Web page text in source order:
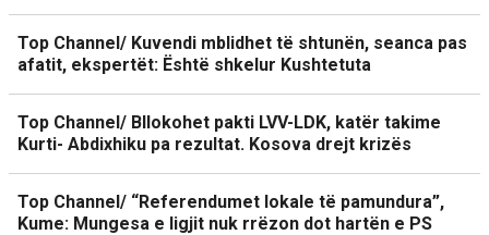
Top Channel/ Kuvendi mblidhet të shtunën, seanca pas
afatit, ekspertët: Është shkelur Kushtetuta
Top Channel/ Bllokohet pakti LVV-LDK, katër takime
Kurti- Abdixhiku pa rezultat. Kosova drejt krizës
Top Channel/ “Referendumet lokale të pamundura”,
Kume: Mungesa e ligjit nuk rrëzon dot hartën e PS